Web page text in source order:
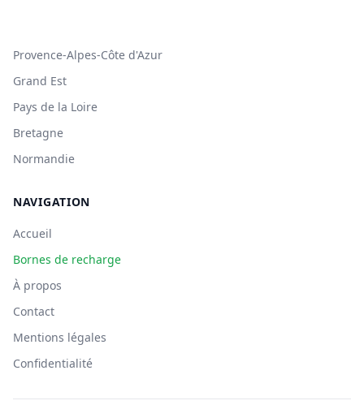
Provence-Alpes-Côte d'Azur
Grand Est
Pays de la Loire
Bretagne
Normandie
NAVIGATION
Accueil
Bornes de recharge
À propos
Contact
Mentions légales
Confidentialité